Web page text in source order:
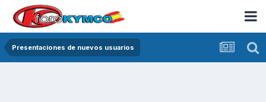
Presentaciones de nuevos usuarios